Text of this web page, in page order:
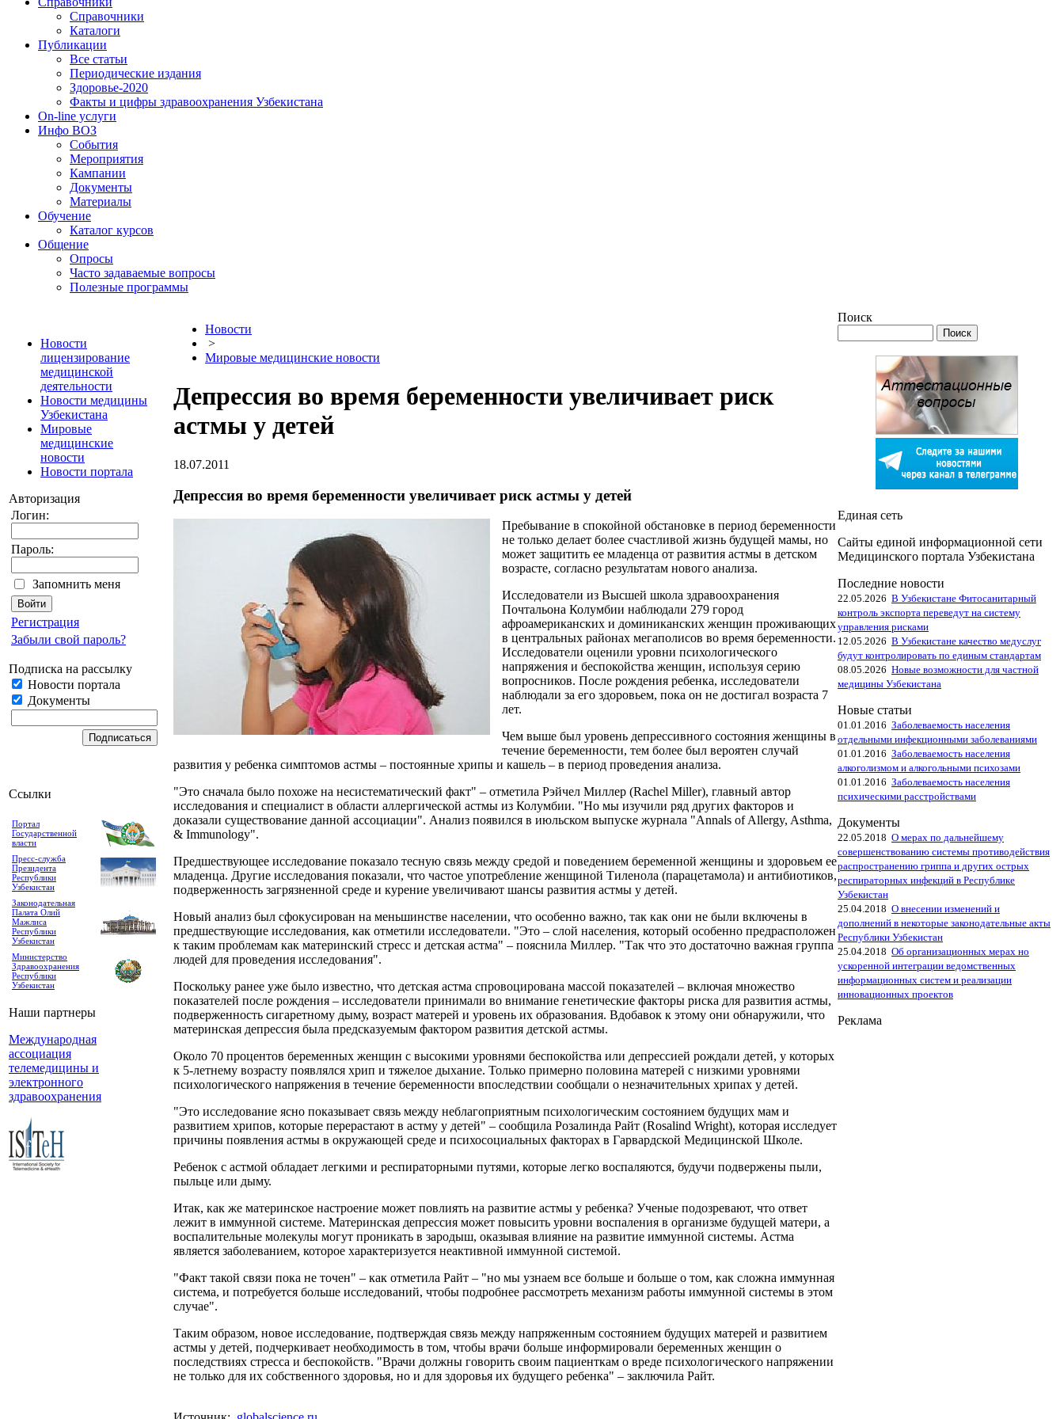
Справочники
Каталоги
Публикации
Все статьи
Периодические издания
Здоровье-2020
Факты и цифры здравоохранения Узбекистана
On-line услуги
Инфо ВОЗ
События
Мероприятия
Кампании
Документы
Материалы
Обучение
Каталог курсов
Общение
Опросы
Часто задаваемые вопросы
Полезные программы
Новости
лицензирование
медицинской
деятельности
Новости медицины
Узбекистана
Мировые
медицинские
новости
Новости портала
Авторизация
Логин:
Пароль:
Запомнить меня
Регистрация
Забыли свой пароль?
Подписка на рассылку
Новости портала
Документы
Ссылки
Портал
Государственной
власти
Пресс-служба
Президента
Республики
Узбекистан
Законодательная
Палата Олий
Мажлиса
Республики
Узбекистан
Министерство
Здравоохранения
Республики
Узбекистан
Наши партнеры
Международная
ассоциация
телемедицины и
электронного
здравоохранения
Новости
>
Мировые медицинские новости
Депрессия во время беременности увеличивает риск
астмы у детей
18.07.2011
Депрессия во время беременности увеличивает риск астмы у детей
Пребывание в спокойной обстановке в период беременности
не только делает более счастливой жизнь будущей мамы, но
может защитить ее младенца от развития астмы в детском
возрасте, согласно результатам нового анализа.
Исследователи из Высшей школа здравоохранения
Почтальона Колумбии наблюдали 279 город
афроамериканских и доминиканских женщин проживающих
в центральных районах мегаполисов во время беременности.
Исследователи оценили уровни психологического
напряжения и беспокойства женщин, используя серию
вопросников. После рождения ребенка, исследователи
наблюдали за его здоровьем, пока он не достигал возраста 7
лет.
Чем выше был уровень депрессивного состояния женщины в
течение беременности, тем более был вероятен случай
развития у ребенка симптомов астмы – постоянные хрипы и кашель – в период проведения анализа.
"Это сначала было похоже на несистематический факт" – отметила Рэйчел Миллер (Rachel Miller), главный автор
исследования и специалист в области аллергической астмы из Колумбии. "Но мы изучили ряд других факторов и
доказали существование данной ассоциации". Анализ появился в июльском выпуске журнала "Annals of Allergy, Asthma,
& Immunology".
Предшествующее исследование показало тесную связь между средой и поведением беременной женщины и здоровьем ее
младенца. Другие исследования показали, что частое употребление женщиной Тиленола (парацетамола) и антибиотиков,
подверженность загрязненной среде и курение увеличивают шансы развития астмы у детей.
Новый анализ был сфокусирован на меньшинстве населении, что особенно важно, так как они не были включены в
предшествующие исследования, как отметили исследователи. "Это – слой населения, который особенно предрасположен
к таким проблемам как материнский стресс и детская астма" – пояснила Миллер. "Так что это достаточно важная группа
людей для проведения исследования".
Поскольку ранее уже было известно, что детская астма спровоцирована массой показателей – включая множество
показателей после рождения – исследователи принимали во внимание генетические факторы риска для развития астмы,
подверженность сигаретному дыму, возраст матерей и уровень их образования. Вдобавок к этому они обнаружили, что
материнская депрессия была предсказуемым фактором развития детской астмы.
Около 70 процентов беременных женщин с высокими уровнями беспокойства или депрессией рождали детей, у которых
к 5-летнему возрасту появлялся хрип и тяжелое дыхание. Только примерно половина матерей с низкими уровнями
психологического напряжения в течение беременности впоследствии сообщали о незначительных хрипах у детей.
"Это исследование ясно показывает связь между неблагоприятным психологическим состоянием будущих мам и
развитием хрипов, которые перерастают в астму у детей" – сообщила Розалинда Райт (Rosalind Wright), которая исследует
причины появления астмы в окружающей среде и психосоциальных факторах в Гарвардской Медицинской Школе.
Ребенок с астмой обладает легкими и респираторными путями, которые легко воспаляются, будучи подвержены пыли,
пыльце или дыму.
Итак, как же материнское настроение может повлиять на развитие астмы у ребенка? Ученые подозревают, что ответ
лежит в иммунной системе. Материнская депрессия может повысить уровни воспаления в организме будущей матери, а
воспалительные молекулы могут проникать в зародыш, оказывая влияние на развитие иммунной системы. Астма
является заболеванием, которое характеризуется неактивной иммунной системой.
"Факт такой связи пока не точен" – как отметила Райт – "но мы узнаем все больше и больше о том, как сложна иммунная
система, и потребуется больше исследований, чтобы подробнее рассмотреть механизм работы иммунной системы в этом
случае".
Таким образом, новое исследование, подтверждая связь между напряженным состоянием будущих матерей и развитием
астмы у детей, подчеркивает необходимость в том, чтобы врачи больше информировали беременных женщин о
последствиях стресса и беспокойств. "Врачи должны говорить своим пациенткам о вреде психологического напряжении
не только для их собственного здоровья, но и для здоровья их будущего ребенка" – заключила Райт.
Поиск
Единая сеть
Сайты единой информационной сети
Медицинского портала Узбекистана
Последние новости
22.05.2026 В Узбекистане Фитосанитарный
контроль экспорта переведут на систему
управления рисками
12.05.2026 В Узбекистане качество медуслуг
будут контролировать по единым стандартам
08.05.2026 Новые возможности для частной
медицины Узбекистана
Новые статьи
01.01.2016 Заболеваемость населения
отдельными инфекционными заболеваниями
01.01.2016 Заболеваемость населения
алкоголизмом и алкогольными психозами
01.01.2016 Заболеваемость населения
психическими расстройствами
Документы
22.05.2018 О мерах по дальнейшему
совершенствованию системы противодействия
распространению гриппа и других острых
респираторных инфекций в Республике
Узбекистан
25.04.2018 О внесении изменений и
дополнений в некоторые законодательные акты
Республики Узбекистан
25.04.2018 Об организационных мерах но
ускоренной интеграции ведомственных
информационных систем и реализации
инновационных проектов
Реклама